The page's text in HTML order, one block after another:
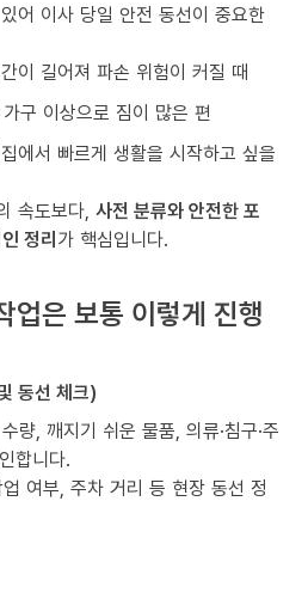
어 이사 당일 안전 동선이 중요한
이 길어져 파손 위험이 커질 때
구 이상으로 짐이 많은 편
에서 빠르게 생활을 시작하고 싶을
속도보다, 사전 분류와 안전한 포
정리가 핵심입니다.
업은 보통 이렇게 진행
동선 체크)
량, 깨지기 쉬운 물품, 의류·침구·주
합니다.
여부, 주차 거리 등 현장 동선 정